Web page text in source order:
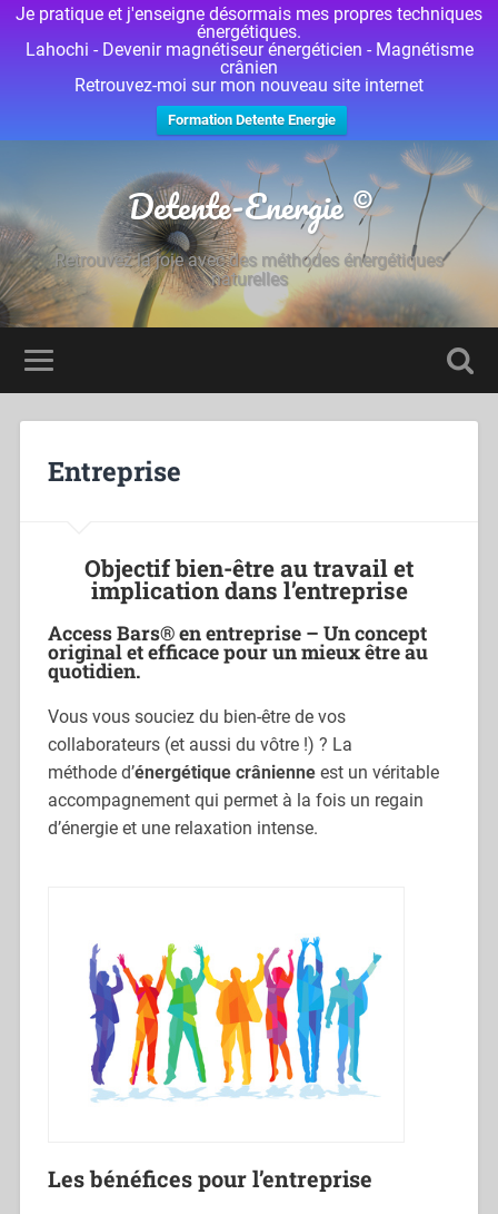
Je pratique et j'enseigne désormais mes propres techniques
énergétiques.
Lahochi - Devenir magnétiseur énergéticien - Magnétisme
crânien
Retrouvez-moi sur mon nouveau site internet
Formation Detente Energie
Detente-Energie ©
Retrouvez la joie avec des méthodes énergétiques
naturelles
Entreprise
Objectif bien-être au travail et
implication dans l’entreprise
Access Bars® en entreprise – Un concept
original et efficace pour un mieux être au
quotidien.
Vous vous souciez du bien-être de vos
collaborateurs (et aussi du vôtre !) ? La
méthode d’énergétique crânienneest un véritable
accompagnement qui permet à la fois un regain
d’énergie et une relaxation intense.
Les bénéfices pour l’entreprise